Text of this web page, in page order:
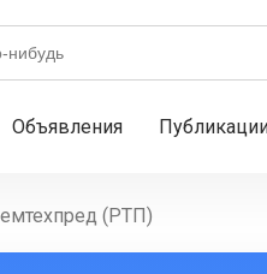
Объявления
(РТП)